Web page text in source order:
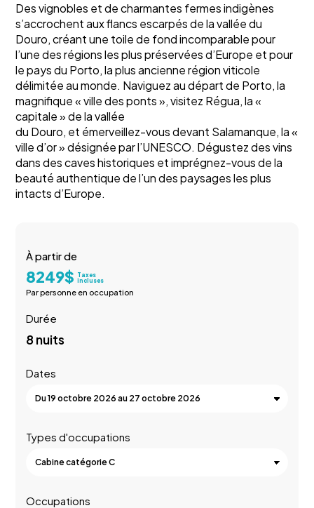
Des vignobles et de charmantes fermes indigènes
s’accrochent aux flancs escarpés de la vallée du
Douro, créant une toile de fond incomparable pour
l’une des régions les plus préservées d’Europe et pour
le pays du Porto, la plus ancienne région viticole
délimitée au monde. Naviguez au départ de Porto, la
magnifique « ville des ponts », visitez Régua, la «
capitale » de la vallée
du Douro, et émerveillez-vous devant Salamanque, la «
ville d’or » désignée par l’UNESCO. Dégustez des vins
dans des caves historiques et imprégnez-vous de la
beauté authentique de l’un des paysages les plus
intacts d’Europe.
À partir de
8249$ Taxes
incluses
Par personne en occupation
Durée
8 nuits
Dates
Types d'occupations
Occupations